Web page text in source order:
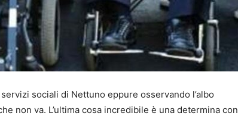
sociali di Nettuno eppure osservando l’albo
non va. L’ultima cosa incredibile è una determina con